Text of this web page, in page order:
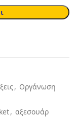
, Οργάνωση
, αξεσουάρ